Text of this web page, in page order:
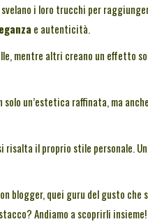
svelano i loro trucchi per
e autenticità.
mentre altri creano un effetto
un’estetica raffinata, ma
risalta il proprio stile personale.
blogger, quei guru del gusto che
Andiamo a scoprirli insieme!